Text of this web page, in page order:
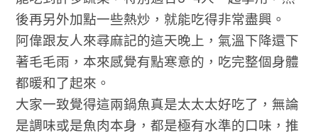
後再另外加點一些熱炒，就能吃得非常盡興。
阿偉跟友人來尋麻記的這天晚上，氣溫下降還下
著毛毛雨，本來感覺有點寒意的，吃完整個身體
都暖和了起來。
大家一致覺得這兩鍋魚真是太太太好吃了，無論
是調味或是魚肉本身，都是極有水準的口味，推